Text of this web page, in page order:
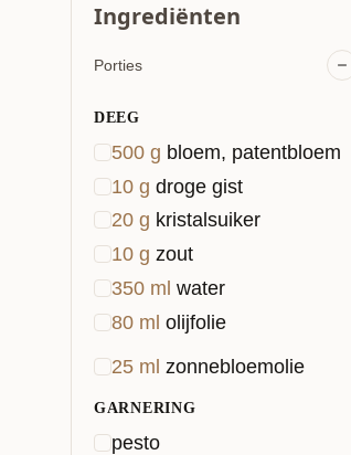
Ingrediënten
Porties
DEEG
500 g bloem, patentbloem
10 g droge gist
20 g kristalsuiker
10 g zout
350 ml water
80 ml olijfolie
25 ml zonnebloemolie
GARNERING
pesto